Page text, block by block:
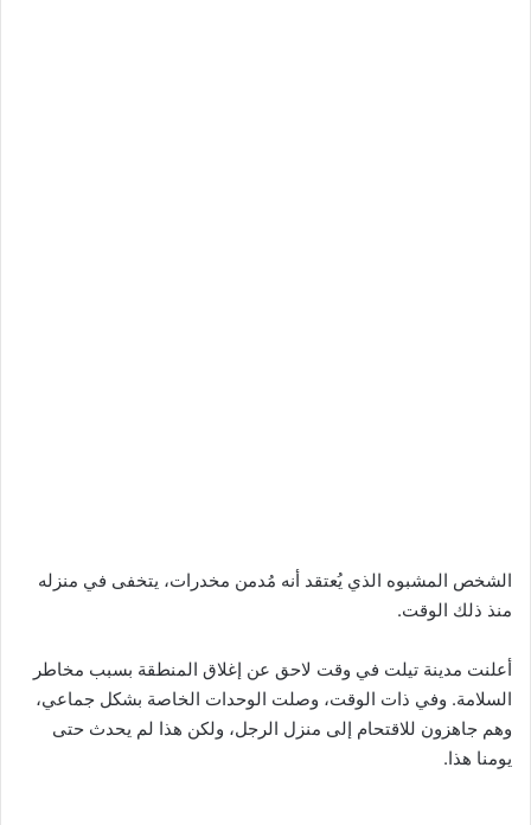
الشخص المشبوه الذي يُعتقد أنه مُدمن مخدرات، يتخفى في منزله
منذ ذلك الوقت.
أعلنت مدينة تيلت في وقت لاحق عن إغلاق المنطقة بسبب مخاطر
السلامة. وفي ذات الوقت، وصلت الوحدات الخاصة بشكل جماعي،
وهم جاهزون للاقتحام إلى منزل الرجل، ولكن هذا لم يحدث حتى
يومنا هذا.